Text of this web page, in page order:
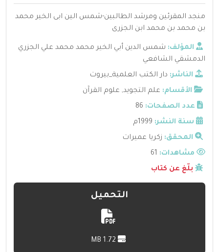
منجد المقرئين ومرشد الطالبين-شمس الين ابى الخير محمد
بن محمد بن محمد ابن الجزرى
المؤلف: شمس الدين أبي الخير محمد محمد علي الجزري
الدمشقي الشافعي
الناشر: دار الكتب العلمية_بيروت
الأقسام: علم التجويد, علوم القرآن
عدد الصفحات: 86
سنة النشر: 1999م
المحقق: زكريا عميرات
مشاهدات:
بلّغ عن كتاب
التحميل